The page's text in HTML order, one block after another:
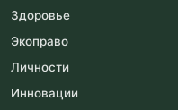
Здоровье
Экоправо
Личности
Инновации